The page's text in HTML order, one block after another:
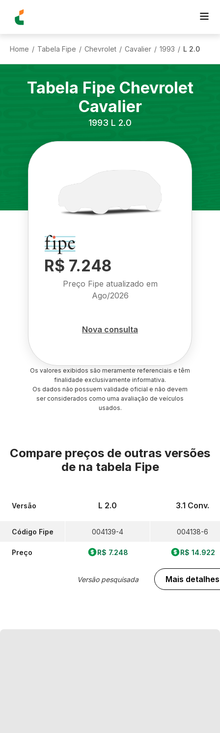
Home / Tabela Fipe / Chevrolet / Cavalier / 1993 / L 2.0
Tabela Fipe Chevrolet
Cavalier
1993 L 2.0
R$ 7.248
Preço Fipe atualizado em
Ago/2026
Nova consulta
Os valores exibidos são meramente referenciais e têm
finalidade exclusivamente informativa.
Os dados não possuem validade oficial e não devem
ser considerados como uma avaliação de veículos
usados.
Compare preços de outras versões
de na tabela Fipe
Versão
Código Fipe
Preço
L 2.0
004139-4
R$ 7.248
Versão pesquisada
3.1 Conv.
004138-6
R$ 14.922
Mais detalhes